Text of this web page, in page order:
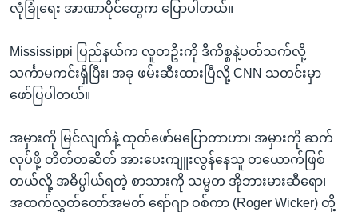
ကျော်
လုံခြုံရေး အာဏာပိုင်တွေက ပြောပါတယ်။
Mississippi ပြည်နယ်က လူတဦးကို ဒီကိစ္စနဲ့ပတ်သက်လို့
သင်္ကာမကင်းရှိပြီး၊ အခု ဖမ်းဆီးထားပြီလို့ CNN သတင်းမှာ
ဖော်ပြပါတယ်။
အမှားကို မြင်လျက်နဲ့ ထုတ်ဖော်မပြောတာဟာ၊ အမှားကို ဆက်
လုပ်ဖို့ တိတ်တဆိတ် အားပေးကျူးလွန်နေသူ တယောက်ဖြစ်
တယ်လို့ အဓိပ္ပါယ်ရတဲ့ စာသားကို သမ္မတ အိုဘားမားဆီရော၊
အထက်လွှတ်တော်အမတ် ရော်ဂျာ ဝစ်ကာ (Roger Wicker) တို့